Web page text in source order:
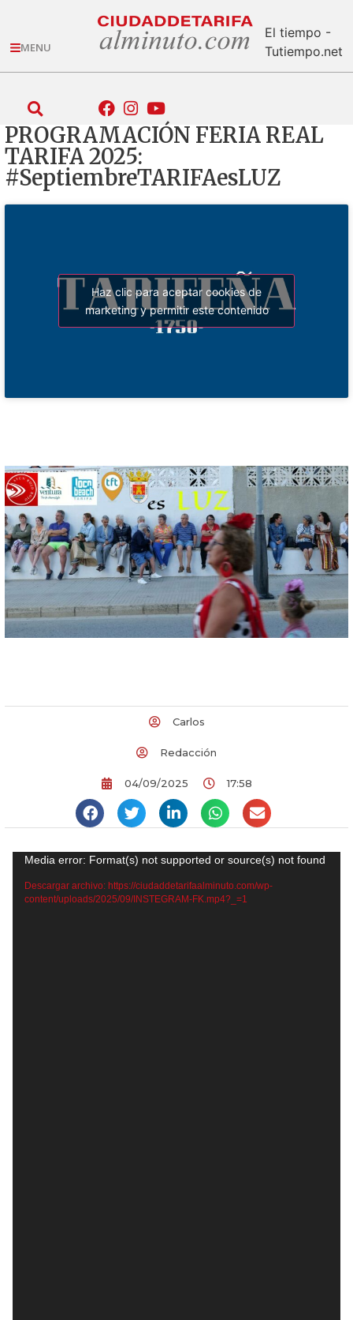
MENU
El tiempo -
Tutiempo.net
PROGRAMACIÓN FERIA REAL
TARIFA 2025:
#SeptiembreTARIFAesLUZ
Haz clic para aceptar cookies de
marketing y permitir este contenido
Carlos
Redacción
04/09/2025 17:58
Reproductor
de
vídeo
Media error: Format(s) not supported or source(s) not found
Descargar archivo: https://ciudaddetarifaalminuto.com/wp-
content/uploads/2025/09/INSTEGRAM-FK.mp4?_=1